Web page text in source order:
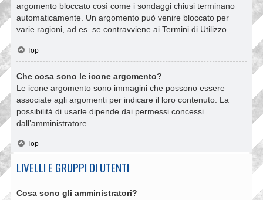
argomento bloccato così come i sondaggi chiusi terminano
automaticamente. Un argomento può venire bloccato per
varie ragioni, ad es. se contravviene ai Termini di Utilizzo.
Top
Che cosa sono le icone argomento?
Le icone argomento sono immagini che possono essere
associate agli argomenti per indicare il loro contenuto. La
possibilità di usarle dipende dai permessi concessi
dall’amministratore.
Top
LIVELLI E GRUPPI DI UTENTI
Cosa sono gli amministratori?